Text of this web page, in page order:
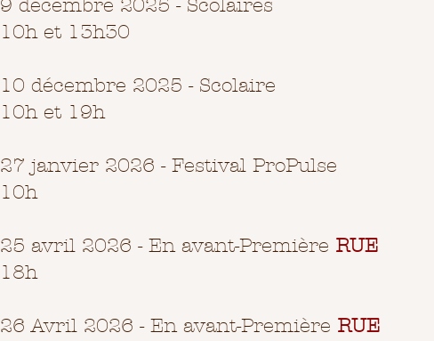
9 décembre 2025 - Scolaires
10h et 13h30
10 décembre 2025 - Scolaire
10h et 19h
27 janvier 2026 - Festival ProPulse
10h
25 avril 2026 - En avant-Première RUE
18h
26 Avril 2026 - En avant-Première RUE